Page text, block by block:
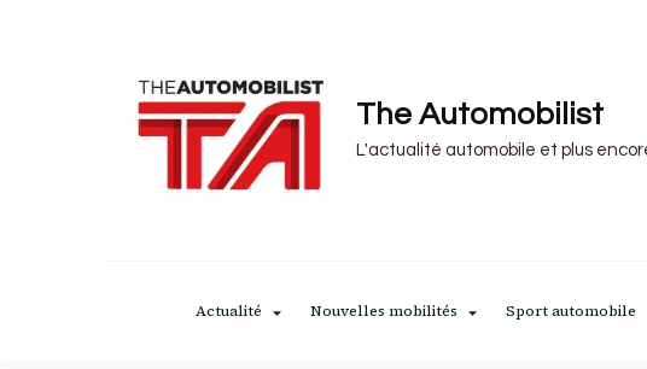
The Automobilist
L'actualité automobile et plus
Actualité Nouvelles mobilités Sport automobile